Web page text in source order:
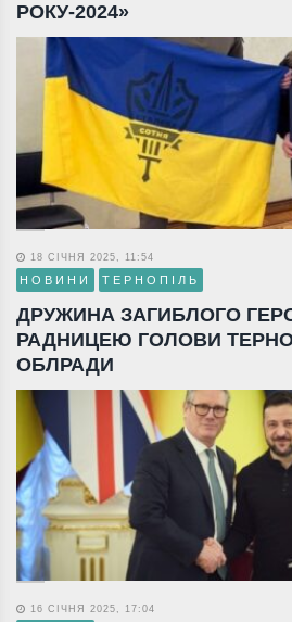
РОКУ-2024»
18 СІЧНЯ 2025, 11:54
НОВИНИ ТЕРНОПІЛЬ
ДРУЖИНА ЗАГИБЛОГО
РАДНИЦЕЮ ГОЛОВИ
ОБЛРАДИ
16 СІЧНЯ 2025, 17:04